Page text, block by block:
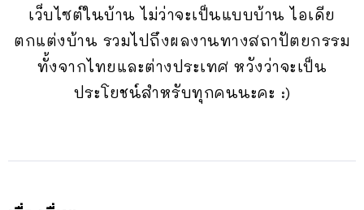
เว็บไซต์ในบ้าน ไม่ว่าจะเป็นแบบบ้าน ไอเดีย
ตกแต่งบ้าน รวมไปถึงผลงานทางสถาปัตยกรรม
ทั้งจากไทยและต่างประเทศ หวังว่าจะเป็น
ประโยชน์สำหรับทุกคนนะคะ :)